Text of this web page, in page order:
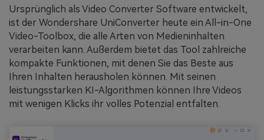
Ursprünglich als Video Converter Software entwickelt,
ist der Wondershare UniConverter heute ein All-in-One
Video-Toolbox, die alle Arten von Medieninhalten
verarbeiten kann. Außerdem bietet das Tool zahlreiche
kompakte Funktionen, mit denen Sie das Beste aus
Ihren Inhalten herausholen können. Mit seinen
leistungsstarken KI-Algorithmen können Ihre Videos
mit wenigen Klicks ihr volles Potenzial entfalten.